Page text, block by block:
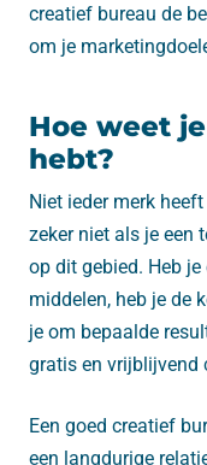
creatief bureau de
om je
Hoe weet
hebt?
Niet ieder merk
zeker niet als je een
op dit gebied. Heb
middelen, heb je de
je om bepaalde
gratis en vrijblijvend
Een goed creatief
een langdurige